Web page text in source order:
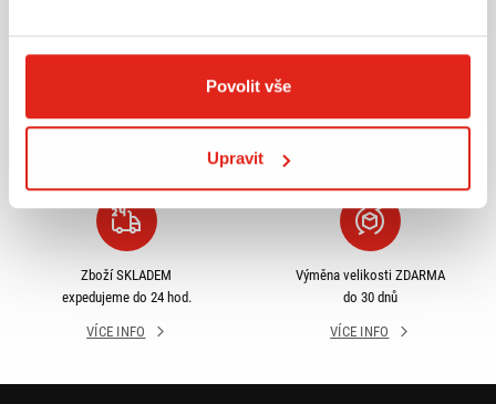
Povolit vše
Upravit
odběru
rámci ČR
Zboží SKLADEM
expedujeme do 24 hod.
VÍCE INFO
Výměna velikosti ZDARMA
do 30 dnů
VÍCE INFO